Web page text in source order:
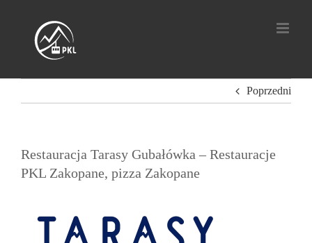
zawartości
Poprzedni
Restauracja Tarasy Gubałówka – Restauracje
PKL Zakopane, pizza Zakopane